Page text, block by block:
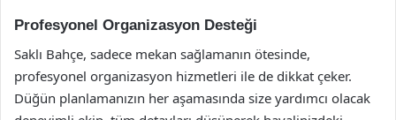
Profesyonel Organizasyon Desteği
Saklı Bahçe, sadece mekan sağlamanın ötesinde,
profesyonel organizasyon hizmetleri ile de dikkat çeker.
Düğün planlamanızın her aşamasında size yardımcı olacak